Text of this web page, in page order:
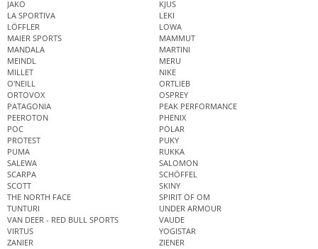
JAKO
KJUS
LA SPORTIVA
LEKI
LÖFFLER
LOWA
MAIER SPORTS
MAMMUT
MANDALA
MARTINI
MEINDL
MERU
MILLET
NIKE
O'NEILL
ORTLIEB
ORTOVOX
OSPREY
PATAGONIA
PEAK PERFORMANCE
PEEROTON
PHENIX
POC
POLAR
PROTEST
PUKY
PUMA
RUKKA
SALEWA
SALOMON
SCARPA
SCHÖFFEL
SCOTT
SKINY
THE NORTH FACE
SPIRIT OF OM
TUNTURI
UNDER ARMOUR
VAN DEER - RED BULL SPORTS
VAUDE
VIRTUS
YOGISTAR
ZANIER
ZIENER